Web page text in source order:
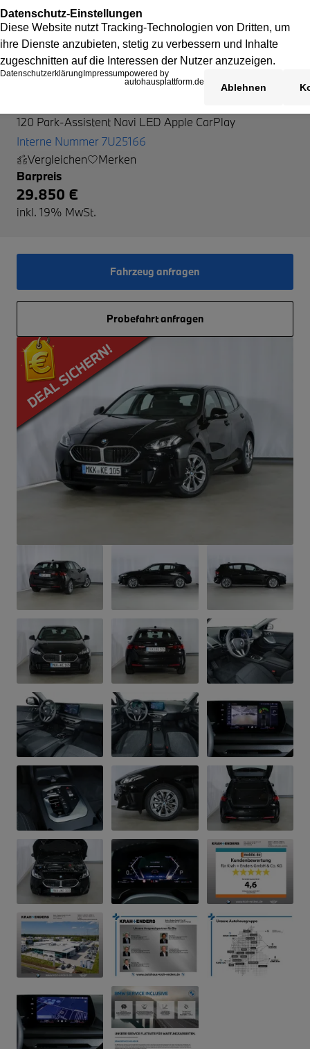
120 Park-Assistent Navi LED Apple CarPlay
Interne Nummer 7U25166
Vergleichen
Merken
Barpreis
29.850 €
inkl. 19% MwSt.
Fahrzeug anfragen
Probefahrt anfragen